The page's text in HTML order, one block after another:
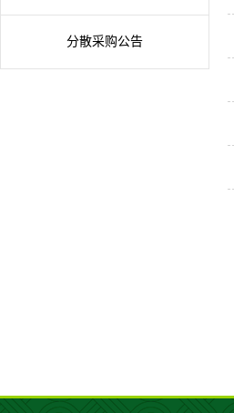
分散采购公告